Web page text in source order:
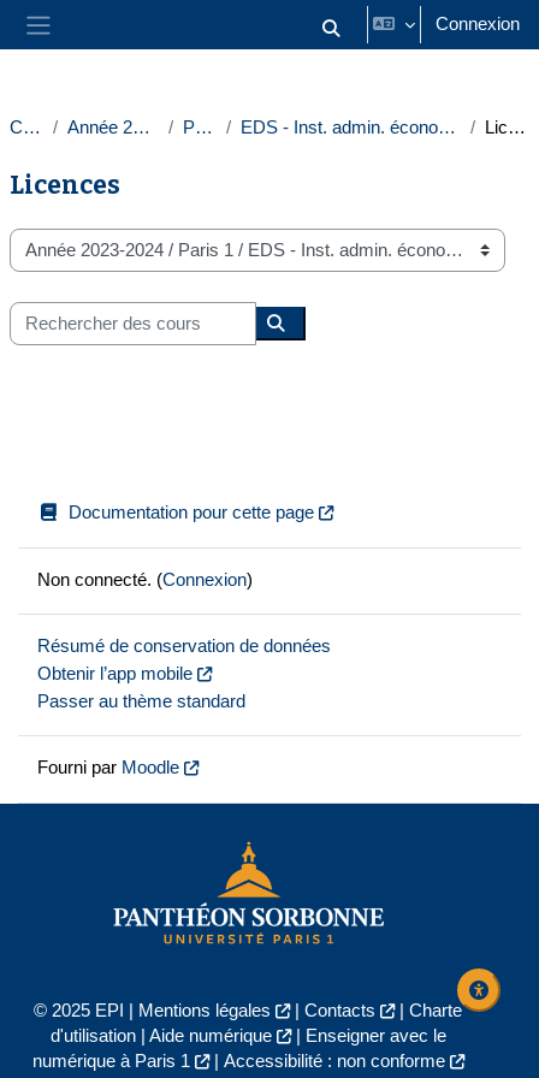
Panneau latéral Activer/désactiver la saisie
Connexion
Cours Année 2023-2024 Paris 1 EDS - Inst. admin. économique et sociale Licences
Licences
Catégories de cours
Rechercher des cours
Documentation pour cette page
Non connecté. (Connexion)
Résumé de conservation de données
Obtenir l’app mobile
Passer au thème standard
Fourni par Moodle
© 2025 EPI | Mentions légales | Contacts | Charte
d'utilisation| Aide numérique |
Enseigner avec le
numérique à Paris 1
| Accessibilité : non conforme